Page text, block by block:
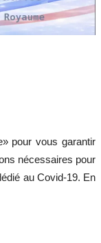
pour vous garantir
nécessaires pour
au Covid-19. En